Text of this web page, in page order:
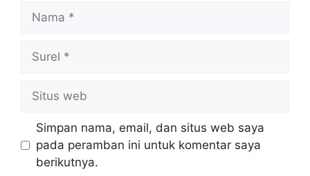
web
Simpan nama, email, dan situs web saya
pada peramban ini untuk komentar saya
berikutnya.